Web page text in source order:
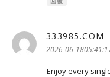
333985.COM
2026-06-
Enjoy every